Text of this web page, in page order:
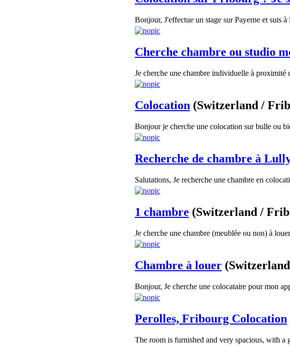
Bonjour, J'effectue un stage sur Payerne et suis
Cherche chambre ou studio
Je cherche une chambre individuelle à
Colocation (Switzerland /
Bonjour je cherche une colocation sur bulle ou
Recherche de chambre à
Salutations, Je recherche une chambre en
1 chambre (Switzerland /
Je cherche une chambre (meublée ou non) à
Chambre à louer
Bonjour, Je cherche une colocataire pour mon
Perolles, Fribourg Colocation
The room is furnished and very spacious, with a